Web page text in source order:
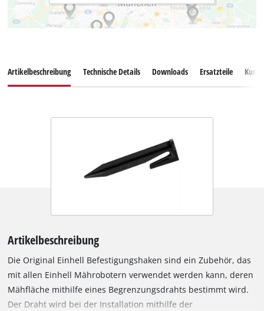
Artikelbeschreibung Technische Details Downloads Ersatzteile
Artikelbeschreibung
Die Original Einhell Befestigungshaken sind ein Zubehör, das
mit allen Einhell Mährobotern verwendet werden kann, deren
Mähfläche mithilfe eines Begrenzungsdrahts bestimmt wird.
Der Draht wird bei der Installation mithilfe der